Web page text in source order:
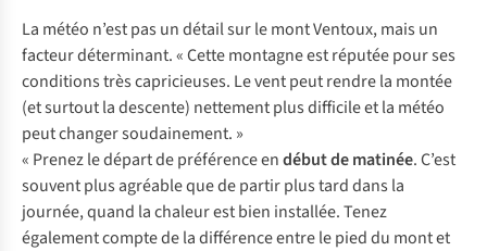
La météo n’est pas un détail sur le mont Ventoux, mais un
facteur déterminant. « Cette montagne est réputée pour ses
conditions très capricieuses. Le vent peut rendre la montée
(et surtout la descente) nettement plus difficile et la météo
peut changer soudainement. »
« Prenez le départ de préférence endébut de matinée. C’est
souvent plus agréable que de partir plus tard dans la
journée, quand la chaleur est bien installée. Tenez
également compte de la différence entre le pied du mont et